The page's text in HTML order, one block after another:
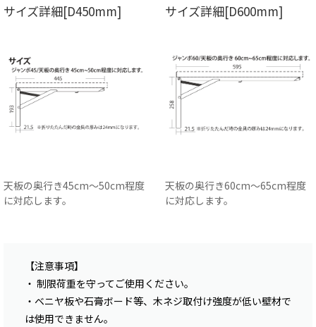
サイズ詳細[D450mm]
天板の奥行き45cm〜50cm程度
に対応します。
サイズ詳細[D600mm]
天板の奥行き60cm〜65cm程度
に対応します。
【注意事項】
・ 制限荷重を守ってご使用ください。
・ベニヤ板や石膏ボード等、木ネジ取付け強度が低い壁材で
は使用できません。